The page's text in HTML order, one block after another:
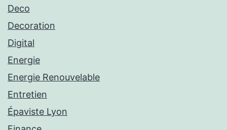
Deco
Decoration
Digital
Energie
Energie Renouvelable
Entretien
Épaviste Lyon